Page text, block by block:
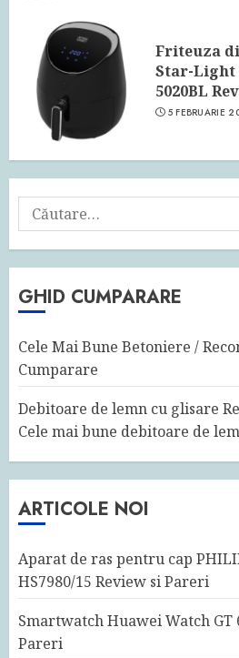
Friteuza
Star-Light
5020BL
5 FEBRUARIE
Caută
după:
GHID CUMPARARE
Cele Mai Bune Betoniere /
Cumparare
Debitoare de lemn cu glisare
Cele mai bune debitoare de
ARTICOLE NOI
Aparat de ras pentru cap
HS7980/15 Review si Pareri
Smartwatch Huawei Watch GT
Pareri